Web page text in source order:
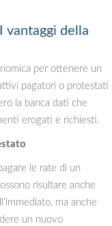
vantaggi della
per ottenere un
pagatori o protestati
la banca dati che
erogati e richiesti.
le rate di un
risultare anche
ma anche
un nuovo